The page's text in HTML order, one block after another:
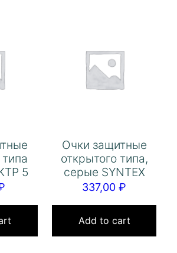
5
Очки защитные
открытого типа,
серые SYNTEX
337,00₽
Add to cart